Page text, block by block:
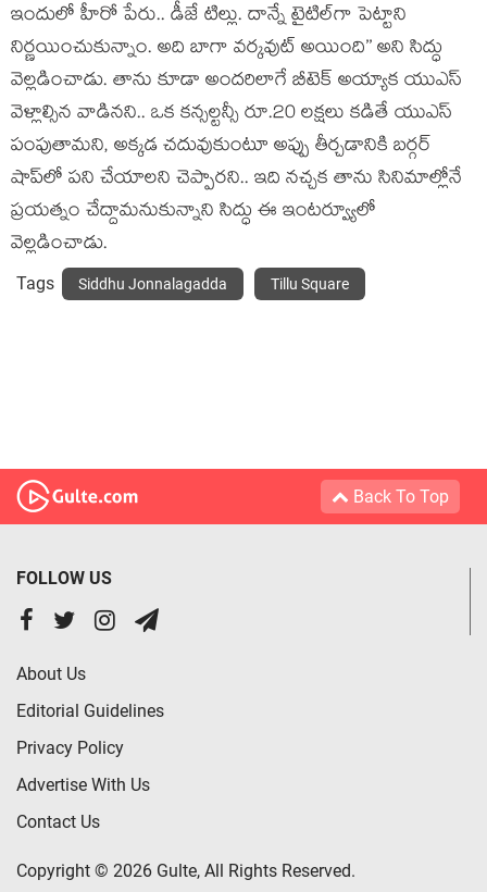
ఇందులో హీరో పేరు.. డీజే టిల్లు. దాన్నే టైటిల్‌గా పెట్టాని
నిర్ణయించుకున్నాం. అది బాగా వర్కవుట్ అయింది’’ అని సిద్ధు
వెల్లడించాడు. తాను కూడా అందరిలాగే బీటెక్ అయ్యాక యుఎస్
వెళ్లాల్సిన వాడినని.. ఒక కన్సల్టన్సీ రూ.20 లక్షలు కడితే యుఎస్
పంపుతామని, అక్కడ చదువుకుంటూ అప్పు తీర్చడానికి బర్గర్
షాప్‌లో పని చేయాలని చెప్పారని.. ఇది నచ్చక తాను సినిమాల్లోనే
ప్రయత్నం చేద్దామనుకున్నాని సిద్ధు ఈ ఇంటర్వ్యూలో
వెల్లడించాడు.
Tags Siddhu Jonnalagadda Tillu Square
Back To Top
FOLLOW US
About Us
Editorial Guidelines
Privacy Policy
Advertise With Us
Contact Us
Copyright © 2026 Gulte, All Rights Reserved.